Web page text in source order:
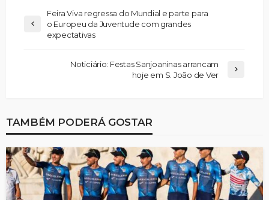
Feira Viva regressa do Mundial e parte para
o Europeu da Juventude com grandes
expectativas
Noticiário: Festas Sanjoaninas arrancam
hoje em S. João de Ver
TAMBÉM PODERÁ GOSTAR